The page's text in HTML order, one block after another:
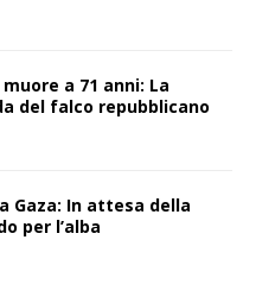
a 71 anni: La
del falco repubblicano
Gaza: In attesa della
per l’alba